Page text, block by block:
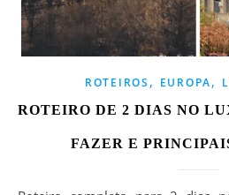
ROTEIROS , EUROPA,
ROTEIRO DE 2 DIAS NO
FAZER E